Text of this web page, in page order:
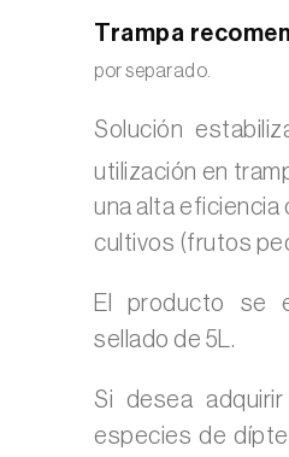
Trampa
por separado.
Solución
utilización en
una alta eficiencia
cultivos (frutos
El producto se
sellado de 5L.
Si desea
especies de